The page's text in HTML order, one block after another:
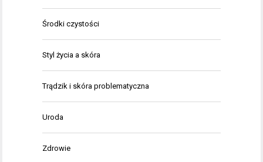
Środki czystości
Styl życia a skóra
Trądzik i skóra problematyczna
Uroda
Zdrowie